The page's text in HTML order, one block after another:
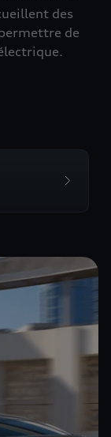
des
de